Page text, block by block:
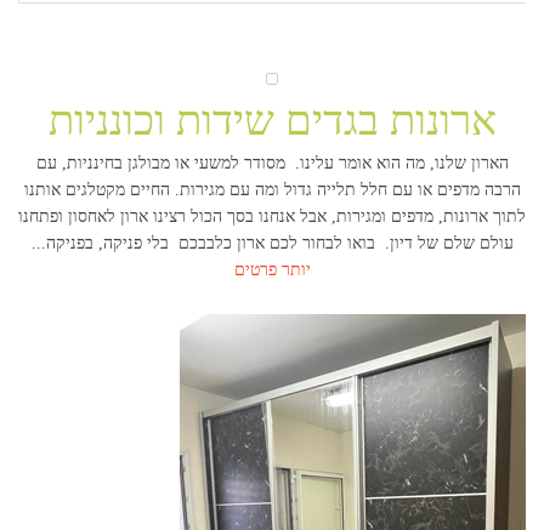
ארונות בגדים שידות וכונניות
הארון שלנו, מה הוא אומר עלינו. מסודר למשעי או מבולגן בחינניות, עם
הרבה מדפים או עם חלל תלייה גדול ומה עם מגירות. החיים מקטלגים אותנו
לתוך ארונות, מדפים ומגירות, אבל אנחנו בסך הכול רצינו ארון לאחסון ופתחנו
עולם שלם של דיון. בואו לבחור לכם ארון כלבבכם בלי פניקה, בפניקה...
יותר פרטים